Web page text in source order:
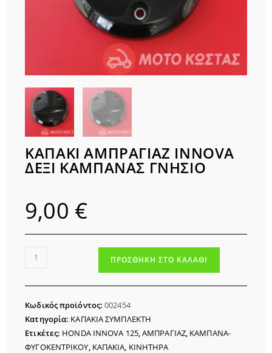
ΚΑΠΑΚΙ ΑΜΠΡΑΓΙΑΖ INNOVA
ΔΕΞΙ ΚΑΜΠΑΝΑΣ ΓΝΗΣΙΟ
9,00 €
ΚΑΠΑΚΙ
INNOVA
ΚΑΜΠΑΝΑΣ
ΓΝΗΣΙΟ
ποσότητα
ΠΡΟΣΘΉΚΗ ΣΤΟ ΚΑΛΆΘΙ
Κωδικός προϊόντος:002454
Κατηγορία: ΚΑΠΑΚΙΑ ΣΥΜΠΛΕΚΤΗ
Ετικέτες: HONDA INNOVA 125,ΑΜΠΡΑΓΙΑΖ, ΚΑΜΠΑΝΑ-
ΦΥΓΟΚΕΝΤΡΙΚΟΥ, ΚΑΠΑΚΙΑ, ΚΙΝΗΤΗΡΑ